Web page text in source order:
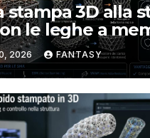
stampa 3D alla
le leghe a
2026 FANTASY